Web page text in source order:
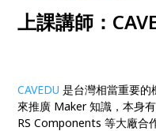
上課講師：
CAVEDU 是台灣相當重要的
來推廣 Maker 知識，本身
RS Components 等大廠合